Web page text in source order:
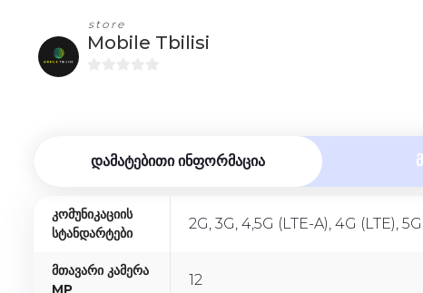
store
Mobile Tbilisi
oᲓᲐᲛᲐᲢᲔᲑᲘᲗᲘ ᲘᲜᲤᲝᲠᲛᲐᲪᲘᲐ
Კომუნიკაციის
Სტანდარტები
2G, 3G, 4,5G (LTE-A), 4G (LTE), 5G
Მთავარი Კამერა
MP
12